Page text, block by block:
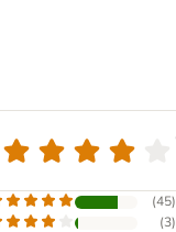
(45)
(3)